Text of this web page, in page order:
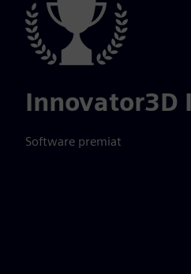
Innovator3D
Software premiat